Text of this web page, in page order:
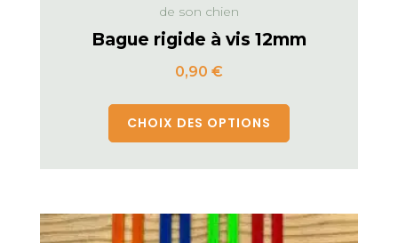
de son chien
Bague rigide à vis 12mm
0,90 €
CHOIX DES OPTIONS